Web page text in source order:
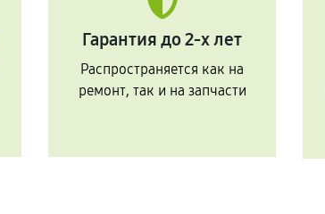
Гарантия до 2-х лет
Распространяется как на
ремонт, так и на запчасти